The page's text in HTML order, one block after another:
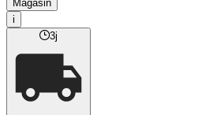
Magasin
i
3j